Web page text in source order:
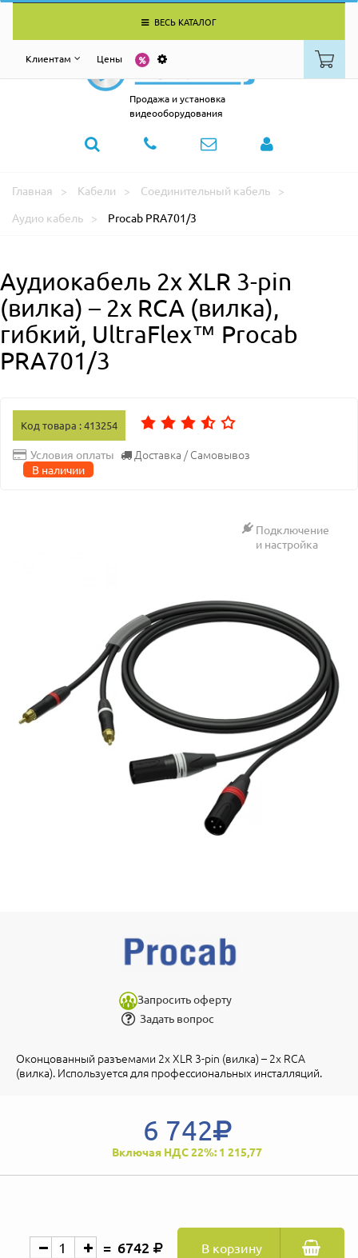
ВЕСЬ КАТАЛОГ
Клиентам Цены
Продажа и установка
видеооборудования
Главная Кабели
Соединительный кабель
Аудио кабель
Procab PRA701/3
Аудиокабель 2х XLR 3-pin
(вилка) – 2х RCA (вилка),
гибкий, UltraFlex™ Procab
PRA701/3
Код товара : 413254
Условия оплаты Доставка / Самовывоз
В наличии
Подключение
и настройка
Запросить оферту
Задать вопрос
Оконцованный разъемами 2х XLR 3-pin (вилка) – 2х RCA
(вилка). Используется для профессиональных инсталляций.
6 742
Включая НДС 22%: 1 215,77
6742 В корзину